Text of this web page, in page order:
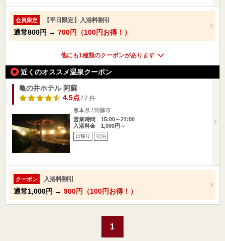
会員限定 【平日限定】入浴料割引
通常800円 → 700円（100円お得！）
他にも1種類のクーポンがあります
近くのオススメ温泉クーポン
亀の井ホテル 阿蘇
4.5点/ 2 件
熊本県 / 阿蘇市
営業時間 15:00～21:00
入浴料金 1,000円～
日帰り 宿泊
クーポン 入浴料割引
通常1,000円 → 900円（100円お得！）
1